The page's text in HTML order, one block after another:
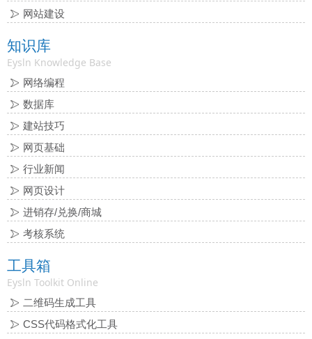
网站建设
知识库
Eysln Knowledge Base
网络编程
数据库
建站技巧
网页基础
行业新闻
网页设计
进销存/兑换/商城
考核系统
工具箱
Eysln Toolkit Online
二维码生成工具
CSS代码格式化工具